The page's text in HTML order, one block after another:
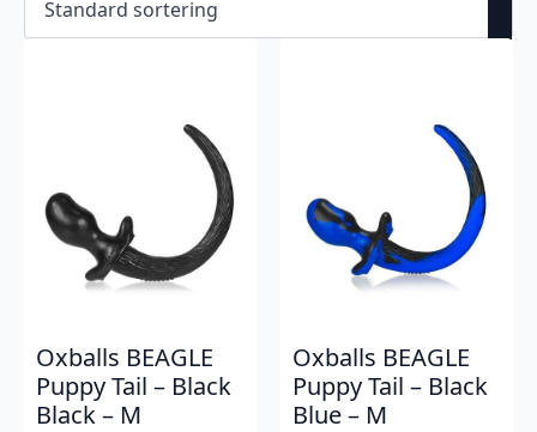
Oxballs BEAGLE
Puppy Tail – Black
Black – M
Oxballs BEAGLE
Puppy Tail – Black
Blue – M